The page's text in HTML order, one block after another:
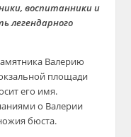
воспитанники и
легендарного
Валерию
площади
его имя.
о Валерии
бюста.